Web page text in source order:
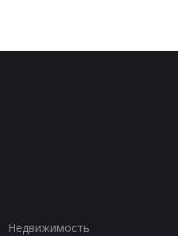
Недвижимость